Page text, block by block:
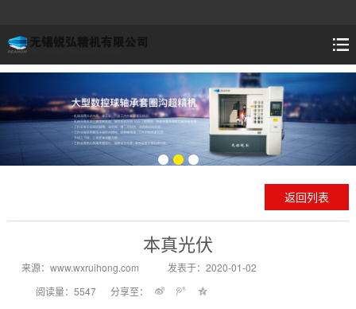
返回列表
本真光伏
来源：www.wxruihong.com
发表于：2020-01-02
阅读量：5547
分享至：